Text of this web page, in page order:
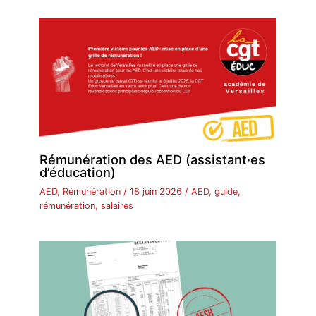
k
Rémunération des AED (assistant·es
d’éducation)
AED, Rémunération /18 juin 2026 /AED,guide,
rémunération,salaires